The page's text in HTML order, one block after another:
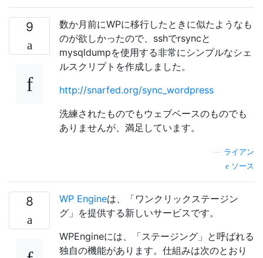
9
数か月前にWPに移行したときに似たようなも
のが欲しかったので、sshでrsyncと
mysqldumpを使用する非常にシンプルなシェ
ルスクリプトを作成しました。
http://snarfed.org/sync_wordpress
洗練されたものでもウェブベースのものでも
ありませんが、満足しています。
ライアン
ソース
8 WP Engineは、「ワンクリックステージン
グ」を提供する新しいサービスです。
WPEngineには、「ステージング」と呼ばれる
独自の機能があります。仕組みは次のとおり